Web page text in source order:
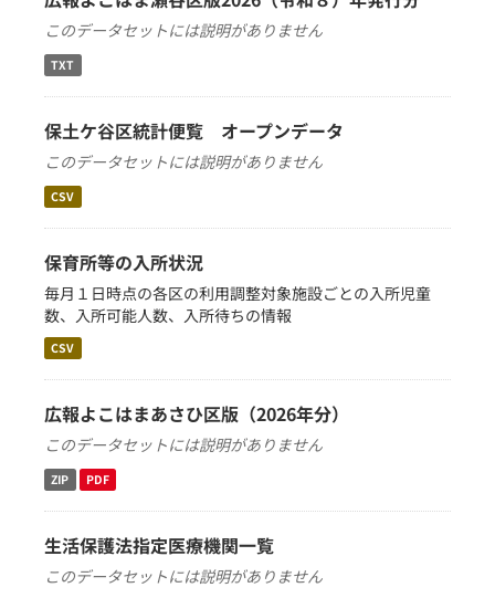
このデータセットには説明がありません
TXT
保土ケ谷区統計便覧 オープンデータ
このデータセットには説明がありません
CSV
保育所等の入所状況
毎月１日時点の各区の利用調整対象施設ごとの入所児童
数、入所可能人数、入所待ちの情報
CSV
広報よこはまあさひ区版（2026年分）
このデータセットには説明がありません
ZIP PDF
生活保護法指定医療機関一覧
このデータセットには説明がありません